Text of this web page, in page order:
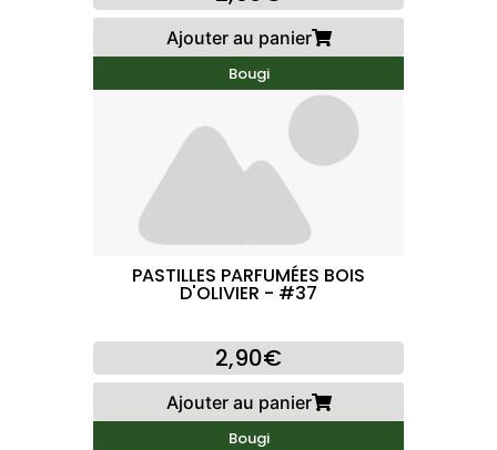
Ajouter au panier
Bougi
PASTILLES PARFUMÉES BOIS
D'OLIVIER - #37
2,90€
Ajouter au panier
Bougi